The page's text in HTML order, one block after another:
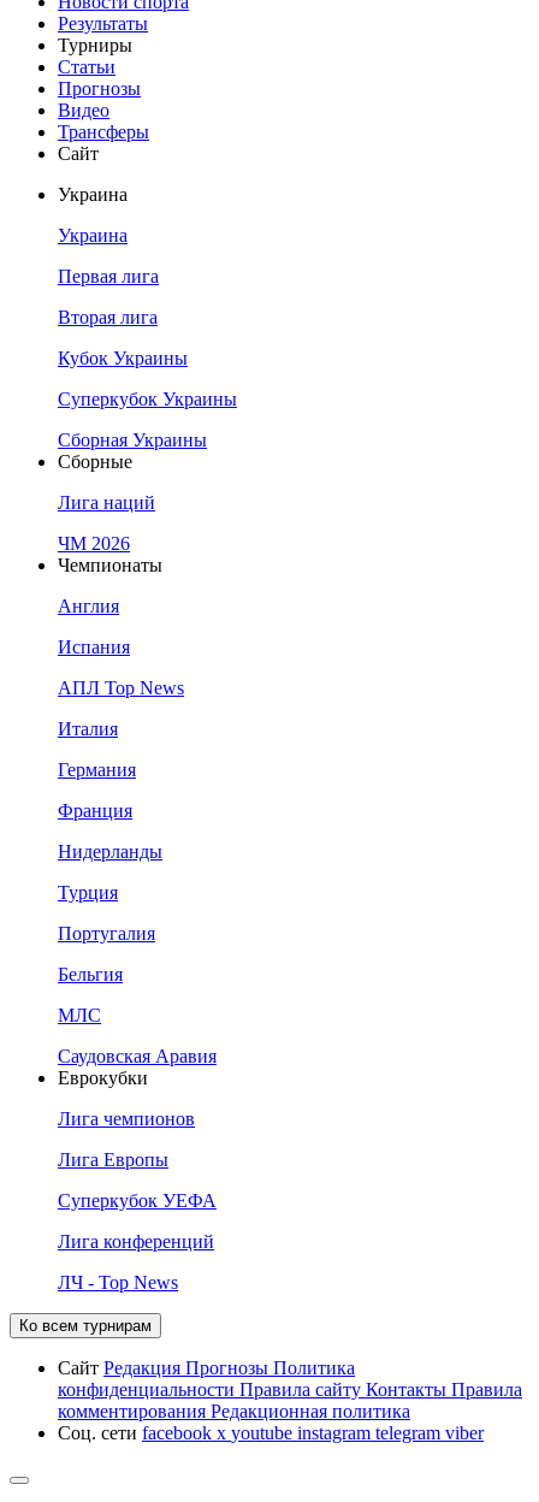
Результаты
Турниры
Статьи
Прогнозы
Видео
Трансферы
Сайт
Украина
Украина
Первая лига
Вторая лига
Кубок Украины
Суперкубок Украины
Сборная Украины
Сборные
Лига наций
ЧМ 2026
Чемпионаты
Англия
Испания
АПЛ Top News
Италия
Германия
Франция
Нидерланды
Турция
Португалия
Бельгия
МЛС
Саудовская Аравия
Еврокубки
Лига чемпионов
Лига Европы
Суперкубок УЕФА
Лига конференций
ЛЧ - Top News
Ко всем турнирам
Сайт Редакция Прогнозы Политика
конфиденциальности Правила сайту Контакты Правила
комментирования Редакционная политика
Соц. сети facebook x youtube instagram telegram viber